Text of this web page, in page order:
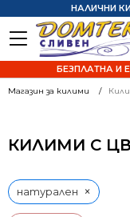
НАЛИЧНИ
БЕЗПЛАТНА И
Магазин за килими
КИЛИМИ С
натурален ×